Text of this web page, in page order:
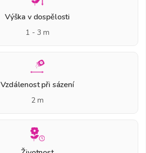
Výška v dospělosti
1 - 3 m
Vzdálenost při sázení
2 m